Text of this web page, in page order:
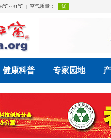
健康科普 专家园地